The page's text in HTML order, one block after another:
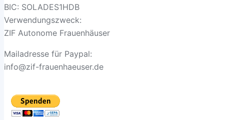
BIC: SOLADES1HDB
Verwendungszweck:
ZIF Autonome Frauenhäuser
Mailadresse für Paypal:
info@zif-frauenhaeuser.de